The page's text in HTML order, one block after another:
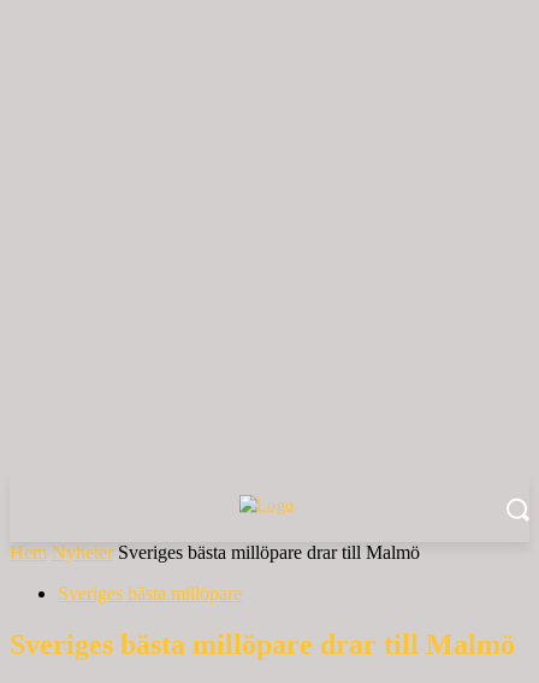
Hem Nyheter Sveriges bästa millöpare drar till Malmö
Sveriges bästa millöpare
Sveriges bästa millöpare drar till Malmö